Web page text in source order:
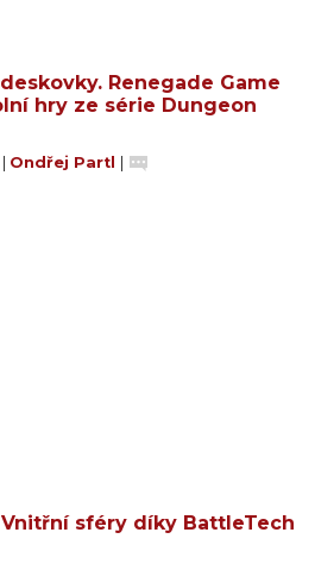
Renegade Game
hry ze série Dungeon
Ondřej Partl
sféry díky BattleTech